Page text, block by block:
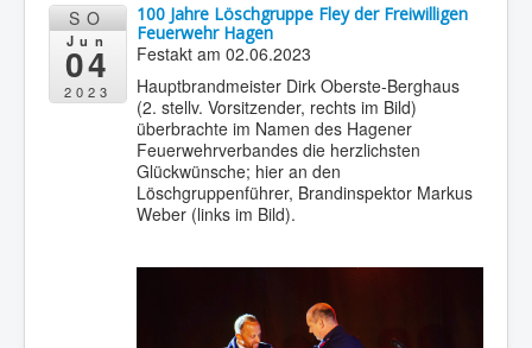
SO
Jun
04
2023
100 Jahre Löschgruppe Fley der Freiwilligen
Feuerwehr Hagen
Festakt am 02.06.2023
Hauptbrandmeister Dirk Oberste-Berghaus
(2. stellv. Vorsitzender, rechts im Bild)
überbrachte im Namen des Hagener
Feuerwehrverbandes die herzlichsten
Glückwünsche; hier an den
Löschgruppenführer, Brandinspektor Markus
Weber (links im Bild).